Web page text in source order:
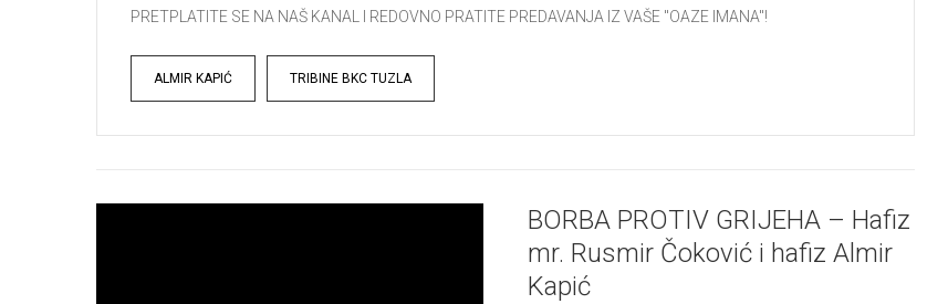
PRETPLATITE SE NA NAŠ KANAL I REDOVNO PRATITE PREDAVANJA IZ VAŠE "OAZE IMANA"!
Tags
ALMIR KAPIĆ TRIBINE BKC TUZLA
BORBA PROTIV GRIJEHA – Hafiz
mr. Rusmir Čoković i hafiz Almir
Kapić